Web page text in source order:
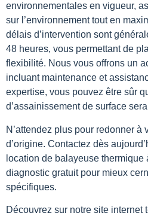
environnementales en vigueur,
sur l’environnement tout en
délais d’intervention sont
48 heures, vous permettant de
flexibilité. Nous vous offrons un
incluant maintenance et
expertise, vous pouvez être sûr
d’assainissement de surface
N’attendez plus pour redonner à
d’origine. Contactez dès
location de balayeuse thermique
diagnostic gratuit pour mieux
spécifiques.
Découvrez sur notre site internet